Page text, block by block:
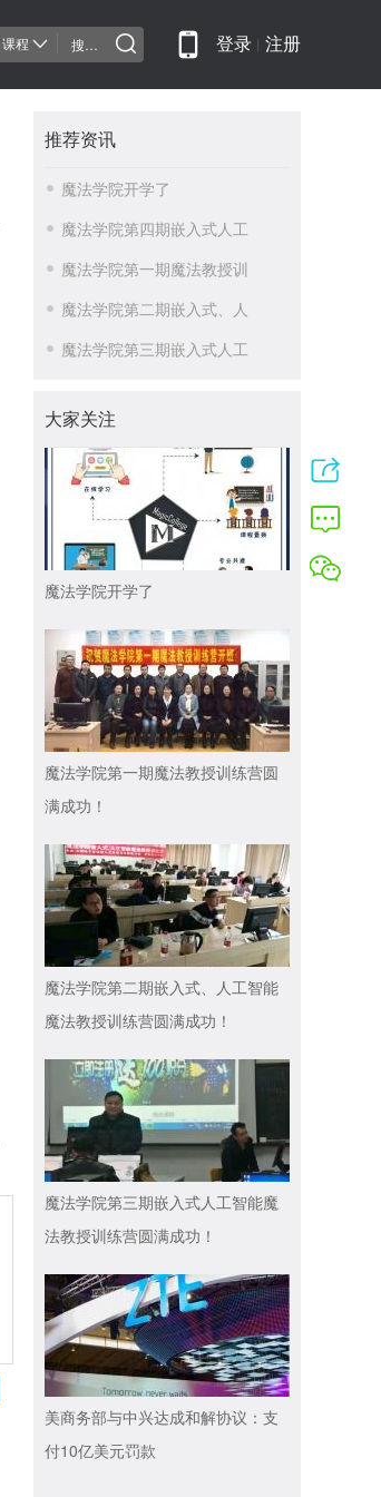
课程 登录 丨 注册
推荐资讯
魔法学院开学了
魔法学院第四期嵌入式人工
魔法学院第一期魔法教授训
魔法学院第二期嵌入式、人
魔法学院第三期嵌入式人工
大家关注
魔法学院开学了
魔法学院第一期魔法教授训练营圆
满成功！
魔法学院第二期嵌入式、人工智能
魔法教授训练营圆满成功！
魔法学院第三期嵌入式人工智能魔
法教授训练营圆满成功！
美商务部与中兴达成和解协议：支
付10亿美元罚款